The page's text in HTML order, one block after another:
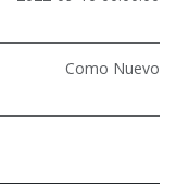
Como Nuevo